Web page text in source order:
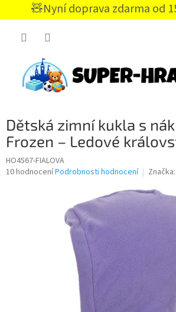
🧸Nyní doprava zdarma od
CZK
Dětská zimní kukla s
Frozen – Ledové
HO4567-FIALOVA
Průměrné
10 hodnoceníPodrobnosti hodnocení Značka: